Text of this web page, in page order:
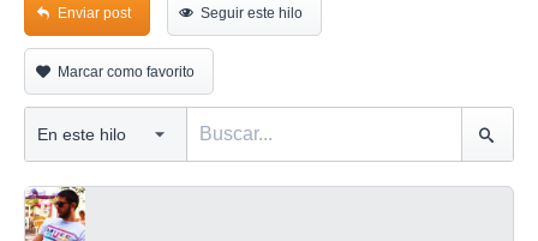
Enviar post Seguir este hilo
Marcar como favorito